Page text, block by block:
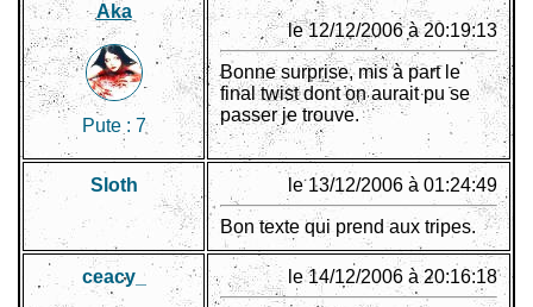
Aka
Pute : 7
le 12/12/2006 à 20:19:13
Bonne surprise, mis à part le
final twist dont on aurait pu se
passer je trouve.
Sloth le 13/12/2006 à 01:24:49
Bon texte qui prend aux tripes.
ceacy_ le 14/12/2006 à 20:16:18